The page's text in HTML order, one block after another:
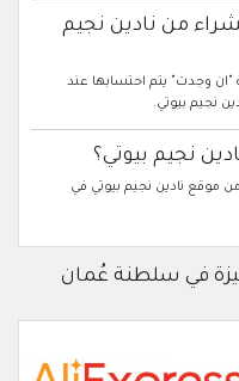
من نادين نجيم
"ان وجدت" يتم احتسابها عند
نجيم بيوتي.
نجيم بيوتي؟
موقع نادين نجيم بيوتي في
في سلطنة عُمان